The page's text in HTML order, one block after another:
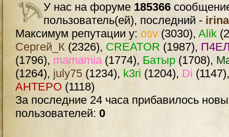
У нас на форуме 185366
пользователь(ей), последний -
Максимум репутации у: osv (3030), Alik
Сергей_К (2326), CREATOR (1987),
(1796), mamamia(1774), Батыр (1708),
(1264), july75 (1234), k3ri (1204), Di
AHTEPO (1118)
За последние 24 часа прибавилось
пользователей: 0